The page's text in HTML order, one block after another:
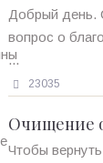
Добрый день.
вопрос о
...
23035
Очищение
Чтобы